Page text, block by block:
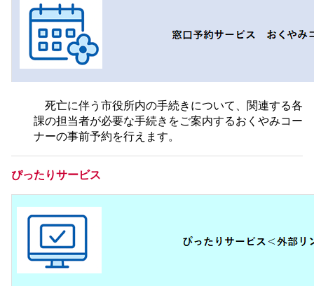
死亡に伴う市役所内の手続きについて、関連する各
課の担当者が必要な手続きをご案内するおくやみコー
ナーの事前予約を行えます。
ぴったりサービス